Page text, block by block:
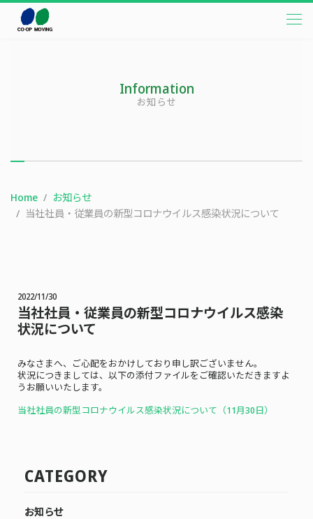
メ
本文までスキップする
Information
お知らせ
Home
お知らせ
当社社員・従業員の新型コロナウイルス感染状況について
2022/11/30
当社社員・従業員の新型コロナウイルス感染
状況について
みなさまへ、ご心配をおかけしており申し訳ございません。
状況につきましては、以下の添付ファイルをご確認いただきますよ
うお願いいたします。
当社社員の新型コロナウイルス感染状況について（11月30日）
CATEGORY
お知らせ